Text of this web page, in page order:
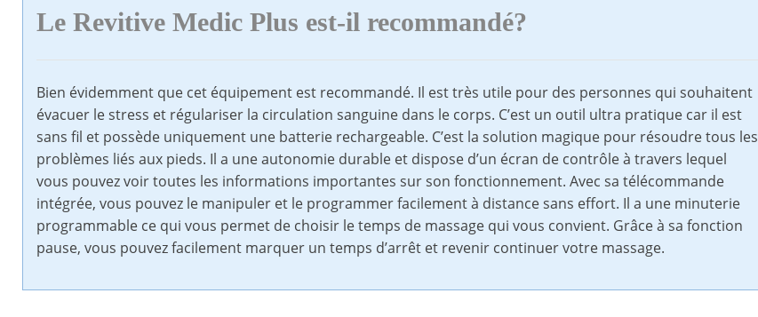
Le Revitive Medic Plus est-il recommandé?
Bien évidemment que cet équipement est recommandé. Il est très utile pour des personnes qui souhaitent
évacuer le stress et régulariser la circulation sanguine dans le corps. C’est un outil ultra pratique car il est
sans fil et possède uniquement une batterie rechargeable. C’est la solution magique pour résoudre tous les
problèmes liés aux pieds. Il a une autonomie durable et dispose d’un écran de contrôle à travers lequel
vous pouvez voir toutes les informations importantes sur son fonctionnement. Avec sa télécommande
intégrée, vous pouvez le manipuler et le programmer facilement à distance sans effort. Il a une minuterie
programmable ce qui vous permet de choisir le temps de massage qui vous convient. Grâce à sa fonction
pause, vous pouvez facilement marquer un temps d’arrêt et revenir continuer votre massage.